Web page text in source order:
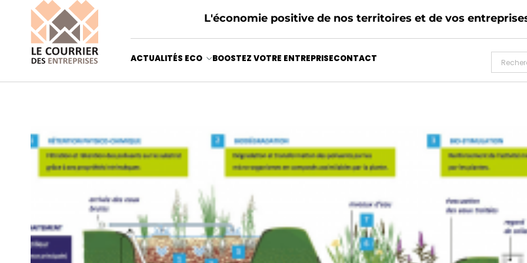
L'économie positive de nos territoires et de vos
ACTUALITÉS ECO BOOSTEZ VOTRE ENTREPRISECONTACT